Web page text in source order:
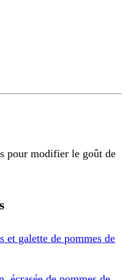
pour modifier le goût de
et galette de pommes de